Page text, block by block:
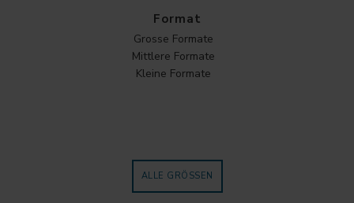
Format
Grosse Formate
Mittlere Formate
Kleine Formate
ALLE GRÖSSEN